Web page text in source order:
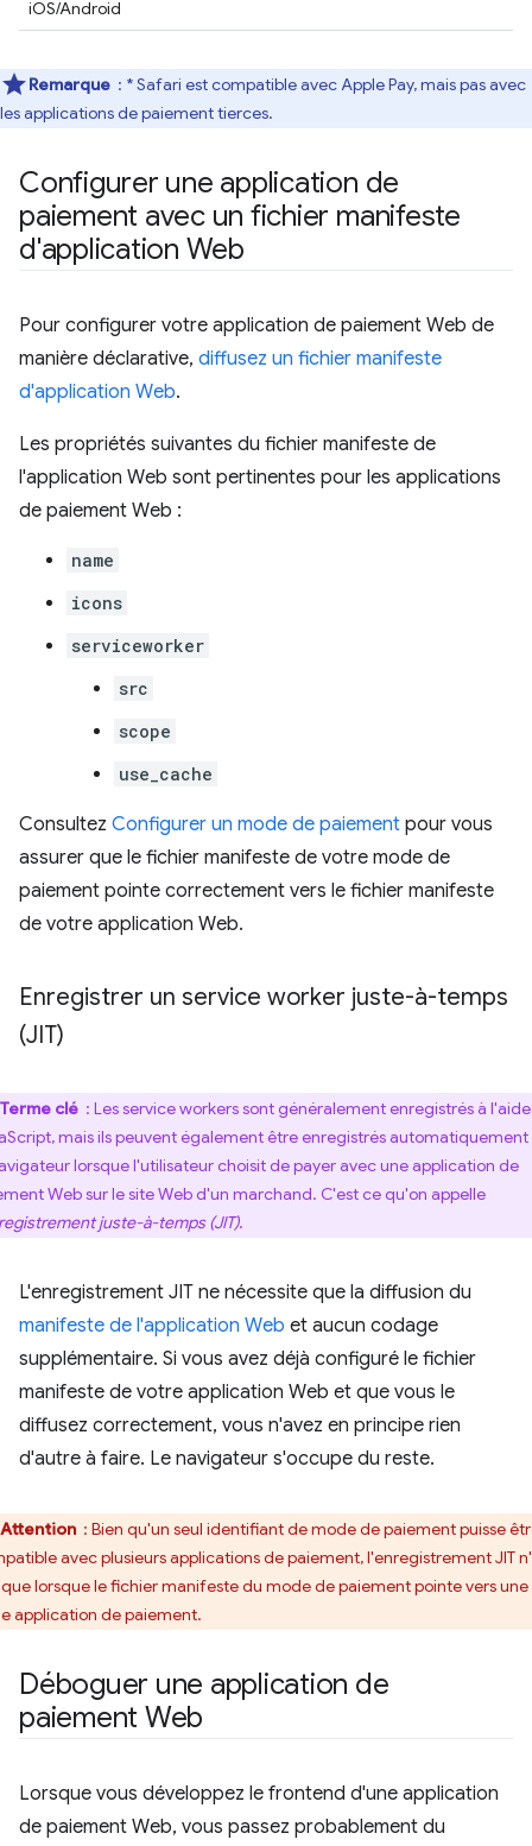
iOS/Android
Remarque : * Safari est compatible avec Apple Pay, mais pas avec
les applications de paiement tierces.
Configurer une application de
paiement avec un fichier manifeste
d'application Web
Pour configurer votre application de paiement Web de
manière déclarative, diffusez un fichier manifeste
d'application Web.
Les propriétés suivantes du fichier manifeste de
l'application Web sont pertinentes pour les applications
de paiement Web :
name
icons
serviceworker
src
scope
use_cache
Consultez Configurer un mode de paiement pour vous
assurer que le fichier manifeste de votre mode de
paiement pointe correctement vers le fichier manifeste
de votre application Web.
Enregistrer un service worker juste-à-temps
(JIT)
Terme clé : Les service workers sont généralement enregistrés à
mais ils peuvent également être enregistrés automatiquement
lorsque l'utilisateur choisit de payer avec une application de
Web sur le site Web d'un marchand. C'est ce qu'on appelle
juste-à-temps (JIT).
L'enregistrement JIT ne nécessite que la diffusion du
manifeste de l'application Web et aucun codage
supplémentaire. Si vous avez déjà configuré le fichier
manifeste de votre application Web et que vous le
diffusez correctement, vous n'avez en principe rien
d'autre à faire. Le navigateur s'occupe du reste.
Attention : Bien qu'un seul identifiant de mode de paiement puisse
avec plusieurs applications de paiement, l'enregistrement JIT
lorsque le fichier manifeste du mode de paiement pointe vers une
application de paiement.
Déboguer une application de
paiement Web
Lorsque vous développez le frontend d'une application
de paiement Web, vous passez probablement du